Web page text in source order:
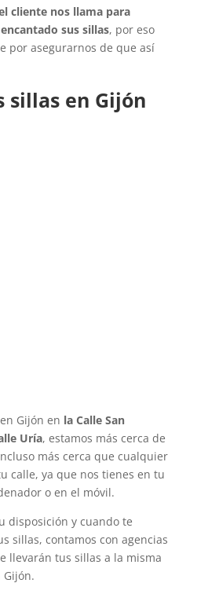
cliente nos llama para
sus sillas, por eso
por asegurarnos de que así
sillas en Gijón
Gijón en la Calle San
Uría, estamos más cerca de
más cerca que cualquier
calle, ya que nos tienes en tu
o en el móvil.
disposición y cuando te
sillas, contamos con agencias
llevarán tus sillas a la misma
Gijón.